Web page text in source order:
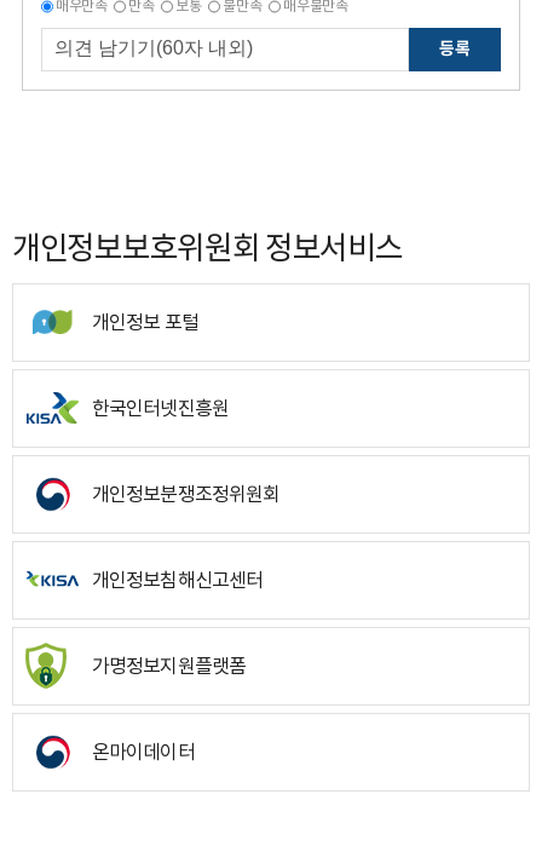
매우만족 만족 보통 불만족 매우불만족
등록
개인정보보호위원회 정보서비스
개인정보 포털
한국인터넷진흥원
개인정보분쟁조정위원회
개인정보침해신고센터
가명정보지원플랫폼
온마이데이터